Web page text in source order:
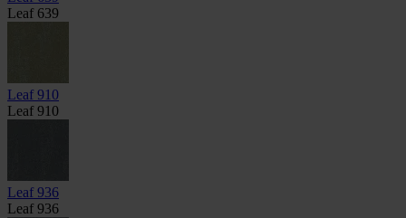
Leaf 639
Leaf 910
Leaf 910
Leaf 936
Leaf 936